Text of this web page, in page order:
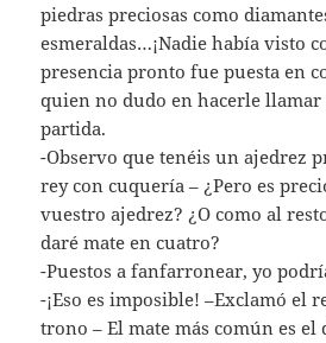
piedras preciosas como
esmeraldas…¡Nadie había visto
presencia pronto fue puesta en
quien no dudo en hacerle
partida.
-Observo que tenéis un ajedrez
rey con cuquería – ¿Pero es
vuestro ajedrez? ¿O como al
daré mate en cuatro?
-Puestos a fanfarronear, yo
-¡Eso es imposible! –Exclamó el
trono – El mate más común es el